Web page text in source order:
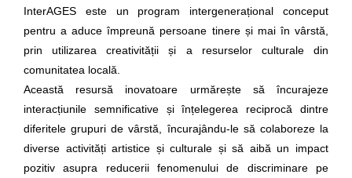
InterAGES este un program intergenerațional conceput
pentru a aduce împreună persoane tinere și mai în vârstă,
prin utilizarea creativității și a resurselor culturale din
comunitatea locală.
Această resursă inovatoare urmărește să încurajeze
interacțiunile semnificative și înțelegerea reciprocă dintre
diferitele grupuri de vârstă, încurajându-le să colaboreze la
diverse activități artistice și culturale și să aibă un impact
pozitiv asupra reducerii fenomenului de discriminare pe